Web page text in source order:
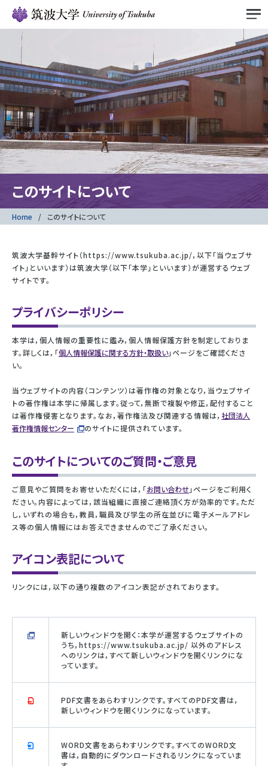
このサイトについて
Home このサイトについて
筑波大学基幹サイト（https://www.tsukuba.ac.jp/，以下「当ウェブサ
イト」といいます）は筑波大学（以下「本学」といいます）が運営するウェブ
サイトです。
プライバシーポリシー
本学は，個人情報の重要性に鑑み，個人情報保護方針を制定しておりま
す。詳しくは，「個人情報保護に関する方針・取扱い」ページをご確認くださ
い。
当ウェブサイトの内容（コンテンツ）は著作権の対象となり，当ウェブサイ
トの著作権は本学に帰属します。従って，無断で複製や修正，配付すること
は著作権侵害となります。なお，著作権法及び関連する情報は， 社団法人
著作権情報センター
のサイトに提供されています。
このサイトについてのご質問・ご意見
ご意見やご質問をお寄せいただくには，「お問い合わせ」ページをご利用く
ださい。内容によっては，該当組織に直接ご連絡頂く方が効率的です。ただ
し，いずれの場合も，教員，職員及び学生の所在並びに電子メールアドレ
ス等の個人情報にはお答えできませんのでご了承ください。
アイコン表記について
リンクには，以下の通り複数のアイコン表記がされております。
新しいウィンドウを開く：本学が運営するウェブサイトの
うち，https://www.tsukuba.ac.jp/ 以外のアドレス
へのリンクは，すべて新しいウィンドウを開くリンクにな
っています。
PDF文書をあらわすリンクです。すべてのPDF文書は，
新しいウィンドウを開くリンクになっています。
WORD文書をあらわすリンクです。すべてのWORD文
書は，自動的にダウンロードされるリンクになっていま